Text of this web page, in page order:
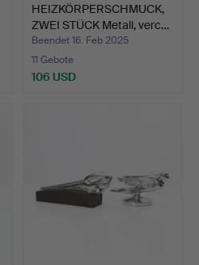
HEIZKÖRPERSCHMUCK,
ZWEI STÜCK Metall, verc…
Beendet 16. Feb 2025
11 Gebote
106 USD